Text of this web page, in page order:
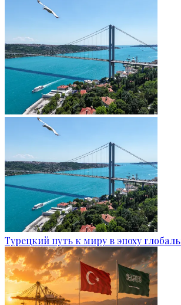
Турецкий путь к миру в эпоху